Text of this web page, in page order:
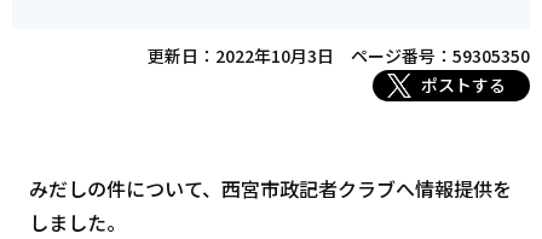
更新日：2022年10月3日
ページ番号：59305350
ポストする
みだしの件について、西宮市政記者クラブへ情報提供を
しました。